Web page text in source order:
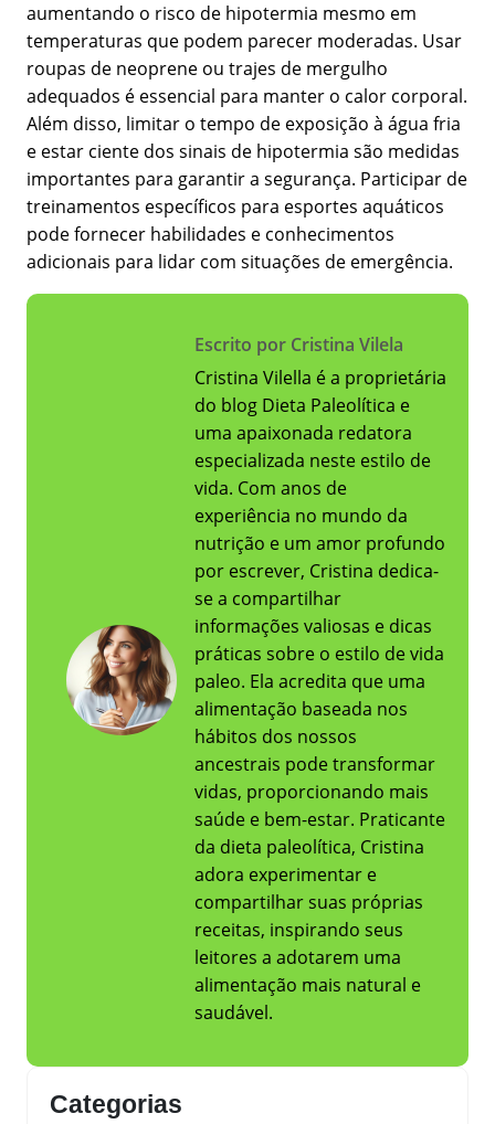
aumentando o risco de hipotermia mesmo em
temperaturas que podem parecer moderadas. Usar
roupas de neoprene ou trajes de mergulho
adequados é essencial para manter o calor corporal.
Além disso, limitar o tempo de exposição à água fria
e estar ciente dos sinais de hipotermia são medidas
importantes para garantir a segurança. Participar de
treinamentos específicos para esportes aquáticos
pode fornecer habilidades e conhecimentos
adicionais para lidar com situações de emergência.
Escrito por Cristina Vilela
Cristina Vilella é a proprietária
do blog Dieta Paleolítica e
uma apaixonada redatora
especializada neste estilo de
vida. Com anos de
experiência no mundo da
nutrição e um amor profundo
por escrever, Cristina dedica-
se a compartilhar
informações valiosas e dicas
práticas sobre o estilo de vida
paleo. Ela acredita que uma
alimentação baseada nos
hábitos dos nossos
ancestrais pode transformar
vidas, proporcionando mais
saúde e bem-estar. Praticante
da dieta paleolítica, Cristina
adora experimentar e
compartilhar suas próprias
receitas, inspirando seus
leitores a adotarem uma
alimentação mais natural e
saudável.
Categorias